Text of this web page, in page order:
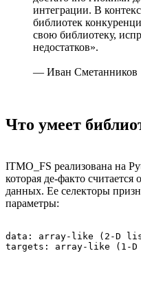
интеграции. В
библиотек
свою библиотеку,
недостатков».
— Иван Сметанников
Что умеет
ITMO_FS реализована на
которая де-факто
данных. Ее селекторы
параметры:
data: array-like (2-D
targets: array-like (1-D